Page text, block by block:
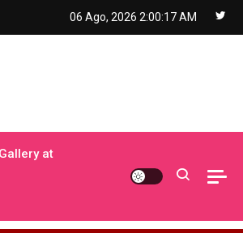
06 Ago, 2026 2:00:18 AM
at